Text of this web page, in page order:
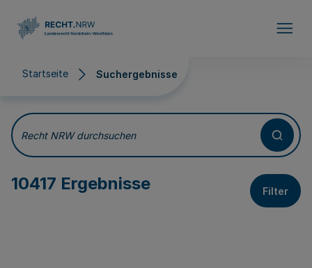
Startseite Suchergebnisse
Suchergebnisse
Recht NRW durchsuchen
10417 Ergebnisse Filter